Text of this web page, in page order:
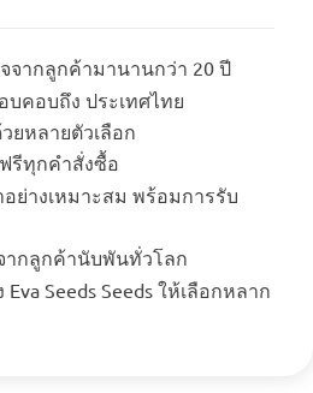
จากลูกค้ามานานกว่า 20 ปี
บคอบถึง ประเทศไทย
ยหลายตัวเลือก
รีทุกคำสั่งซื้อ
ย่างเหมาะสม พร้อมการรับ
ากลูกค้านับพันทั่วโลก
Seeds Seeds ให้เลือกหลาก